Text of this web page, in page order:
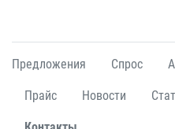
Предложения Спрос
Прайс Новости